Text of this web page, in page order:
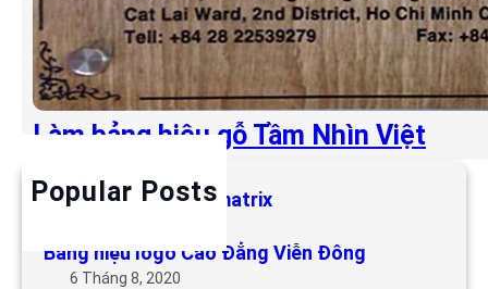
Làm bảng hiệu gỗ Tầm Nhìn Việt
Popular Posts
Làm bảng hiệu LED matrix
Bảng hiệu logo Cao Đẳng Viễn Đông
6 Tháng 8, 2020